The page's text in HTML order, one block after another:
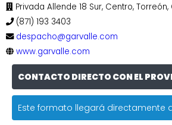
Privada Allende 18 Sur, Centro,
(871) 193 3403
despacho@garvalle.com
www.garvalle.com
CONTACTO DIRECTO CON EL
Este formato llegará directamente